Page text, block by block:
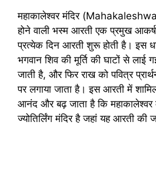
महाकालेश्वर मंदिर
होने वाली भस्म आरती एक प्रमुख
प्रत्येक दिन आरती शुरू होती है। इस
भगवान शिव की मूर्ति की घाटों से लाई
जाती है, और फिर राख को पवित्र
पर लगाया जाता है। इस आरती में
आनंद और बढ़ जाता है कि महाकालेश्वर
ज्योतिर्लिंग मंदिर है जहां यह आरती की